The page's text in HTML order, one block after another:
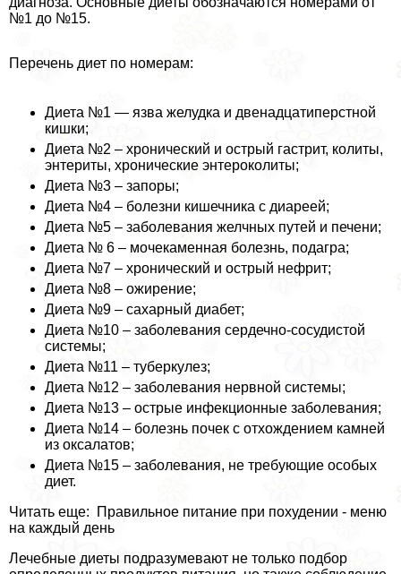
№1 до №15.
Перечень диет по номерам:
Диета №1 — язва желудка и двенадцатиперстной
кишки;
Диета №2 – хронический и острый гастрит, колиты,
энтериты, хронические энтероколиты;
Диета №3 – запоры;
Диета №4 – болезни кишечника с диареей;
Диета №5 – заболевания желчных путей и печени;
Диета № 6 – мочекаменная болезнь, подагра;
Диета №7 – хронический и острый нефрит;
Диета №8 – ожирение;
Диета №9 – сахарный диабет;
Диета №10 – заболевания сердечно-сосудистой
системы;
Диета №11 – туберкулез;
Диета №12 – заболевания нервной системы;
Диета №13 – острые инфекционные заболевания;
Диета №14 – болезнь почек с отхождением камней
из оксалатов;
Диета №15 – заболевания, не требующие особых
диет.
Читать еще: Правильное питание при похудении - меню
на каждый день
Лечебные диеты подразумевают не только подбор